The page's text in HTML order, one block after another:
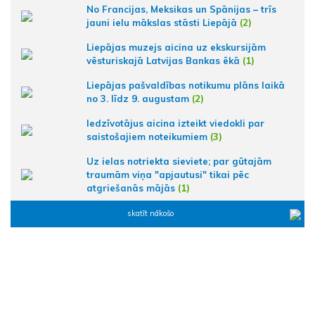
No Francijas, Meksikas un Spānijas – trīs
jauni ielu mākslas stāsti Liepājā (2)
Liepājas muzejs aicina uz ekskursijām
vēsturiskajā Latvijas Bankas ēkā (1)
Liepājas pašvaldības notikumu plāns laikā
no 3. līdz 9. augustam (2)
Iedzīvotājus aicina izteikt viedokli par
saistošajiem noteikumiem (3)
Uz ielas notriekta sieviete; par gūtajām
traumām viņa "apjautusi" tikai pēc
atgriešanās mājās (1)
skatīt nākošo